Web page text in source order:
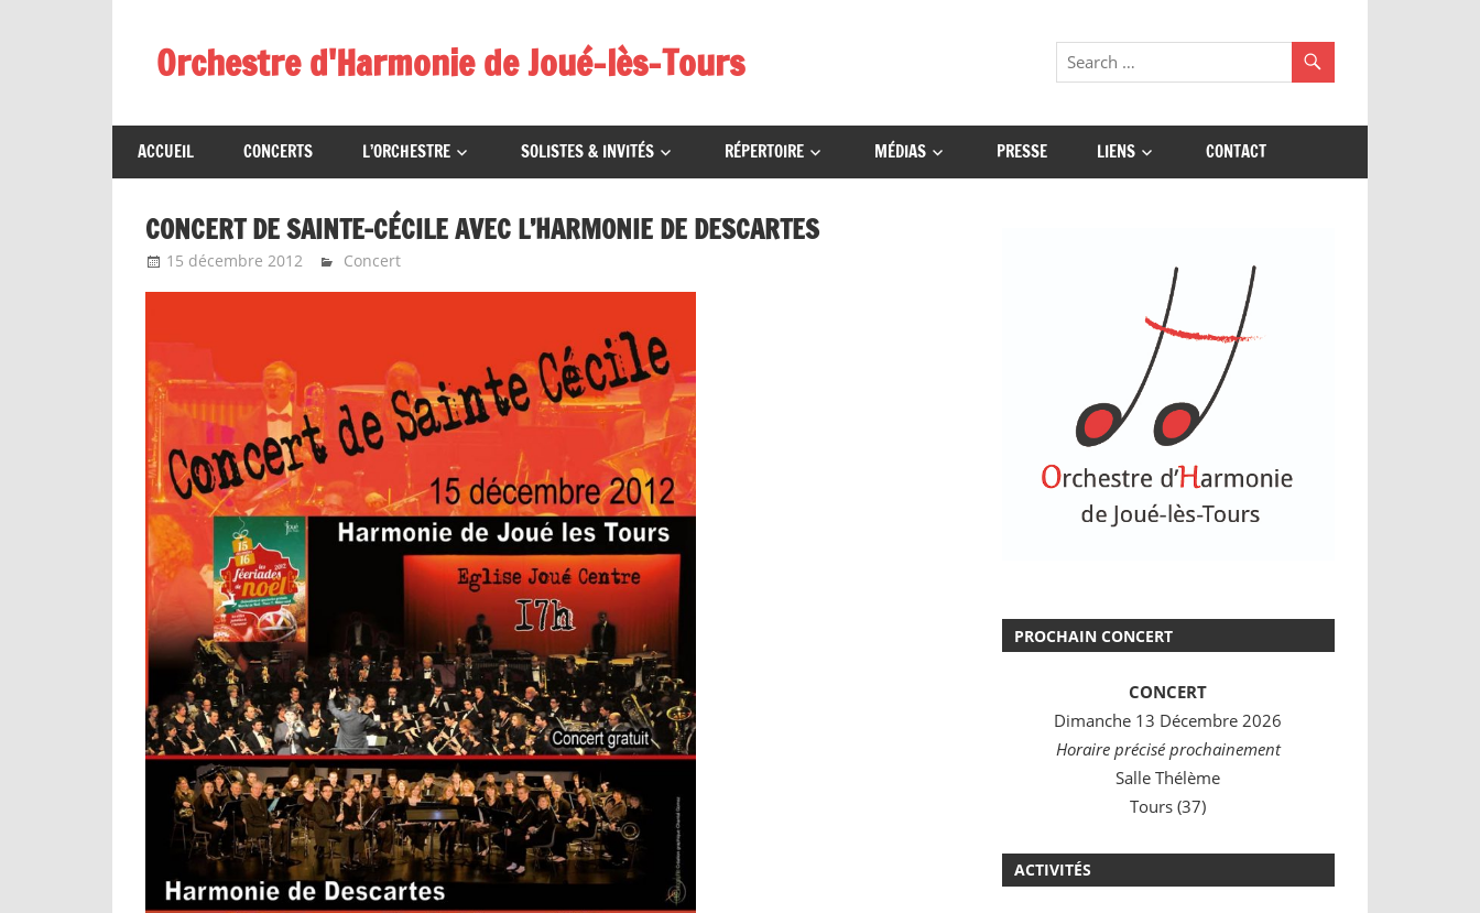
contentOrchestre d'Harmonie de Joué-lès-Tours
ACCUEIL CONCERTS L’ORCHESTRE SOLISTES & INVITÉS RÉPERTOIRE MÉDIAS PRESSE LIENS CONTACT
CONCERT DE SAINTE-CÉCILE AVEC L’HARMONIE DE DESCARTES
15 décembre 2012 Emeline Design
Concert
PROCHAIN CONCERT
CONCERT
Dimanche 13 Décembre 2026
Horaire précisé prochainement
Salle Thélème
Tours (37)
ACTIVITÉS